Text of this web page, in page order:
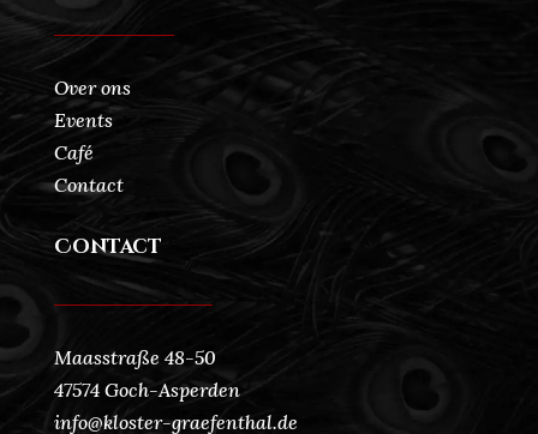
Over ons
Events
Café
Contact
Contact
Maasstraße 48-50
47574 Goch-Asperden
info@kloster-graefenthal.de